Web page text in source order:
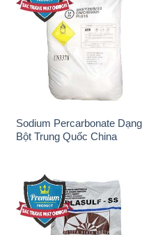
Sodium Percarbonate Dạng
Bột Trung Quốc China